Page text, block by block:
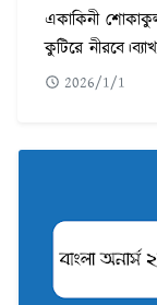
একাকিনী
কুটিরে
2026/1/1